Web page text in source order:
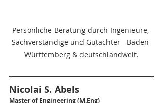
Persönliche Beratung durch Ingenieure,
Sachverständige und Gutachter - Baden-
Württemberg & deutschlandweit.
Nicolai S. Abels
Master of Engineering (M.Eng)